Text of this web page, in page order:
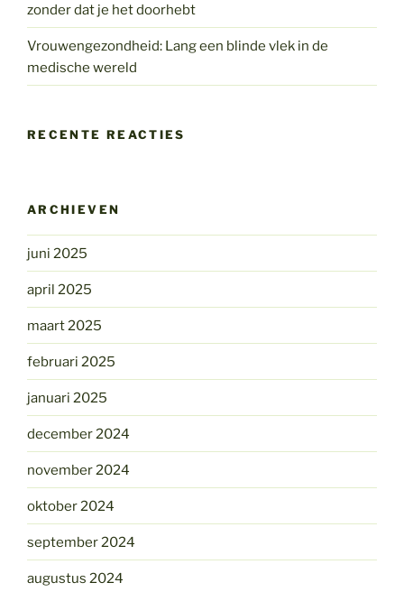
zonder dat je het doorhebt
Vrouwengezondheid: Lang een blinde vlek in de
medische wereld
RECENTE REACTIES
ARCHIEVEN
juni 2025
april 2025
maart 2025
februari 2025
januari 2025
december 2024
november 2024
oktober 2024
september 2024
augustus 2024